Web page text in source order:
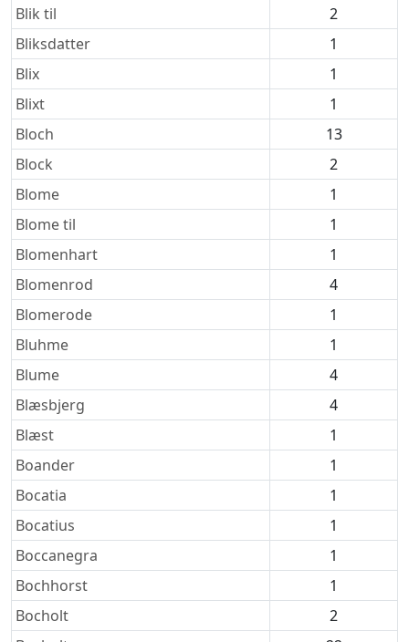
Blik til
2
Bliksdatter
1
Blix
1
Blixt
1
Bloch
13
Block
2
Blome
1
Blome til
1
Blomenhart
1
Blomenrod
4
Blomerode
1
Bluhme
1
Blume
4
Blæsbjerg
4
Blæst
1
Boander
1
Bocatia
1
Bocatius
1
Boccanegra
1
Bochhorst
1
Bocholt
2